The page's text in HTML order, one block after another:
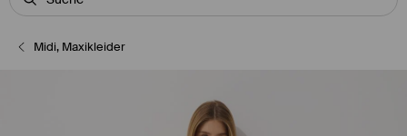
Midi, Maxikleider